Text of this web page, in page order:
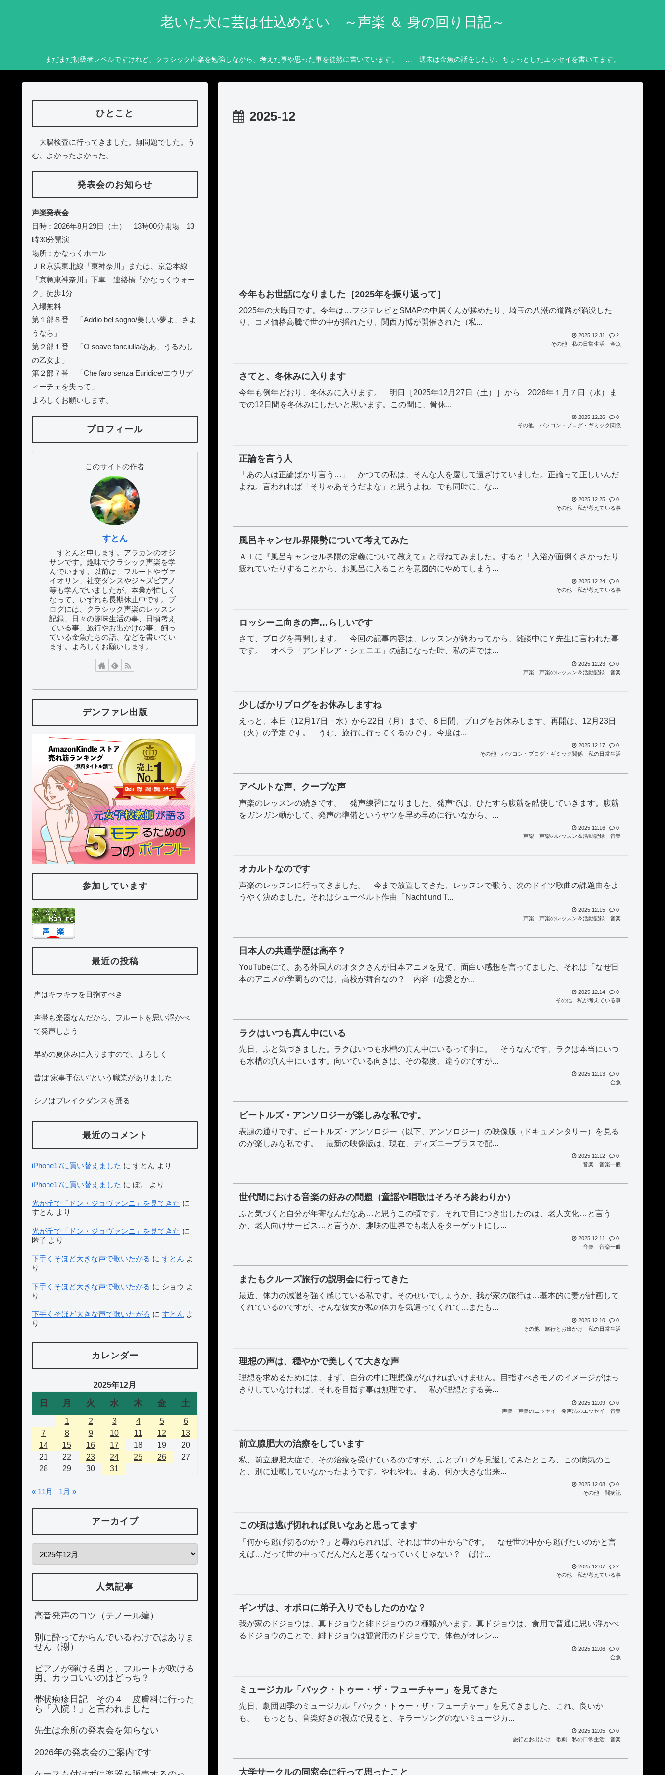
老いた犬に芸は仕込めない ～声楽 ＆ 身の回り日記～
まだまだ初級者レベルですけれど、クラシック声楽を勉強しながら、考えた事や思った事を徒然に書いています。 … 週末は金魚の話をしたり、ちょっとしたエッセイを書いてます。
2025-12
今年もお世話になりました［2025年を振り返って］
2025年の大晦日です。今年は…フジテレビとSMAPの中居くんが揉めたり、埼玉の八潮の道路が陥没した
り、コメ価格高騰で世の中が揺れたり、関西万博が開催された（私...
2025.12.31
2
その他
私の日常生活 金魚
さてと、冬休みに入ります
今年も例年どおり、冬休みに入ります。 明日［2025年12月27日（土）］から、2026年１月７日（水）ま
での12日間を冬休みにしたいと思います。この間に、骨休...
2025.12.26
0
その他
パソコン・ブログ・ギミック関係
正論を言う人
「あの人は正論ばかり言う…」 かつての私は、そんな人を慶して遠ざけていました。正論って正しいんだ
よね。言われれば「そりゃあそうだよな」と思うよね。でも同時に、な...
2025.12.25
0
その他
私が考えている事
風呂キャンセル界隈勢について考えてみた
ＡＩに『風呂キャンセル界隈の定義について教えて』と尋ねてみました。すると「入浴が面倒くさかったり
疲れていたりすることから、お風呂に入ることを意図的にやめてしまう...
2025.12.24
0
その他
私が考えている事
ロッシーニ向きの声…らしいです
さて、ブログを再開します。 今回の記事内容は、レッスンが終わってから、雑談中にＹ先生に言われた事
です。 オペラ「アンドレア・シェニエ」の話になった時、私の声では...
2025.12.23
0
声楽
声楽のレッスン＆活動記録 音楽
少しばかりブログをお休みしますね
えっと、本日（12月17日・水）から22日（月）まで、６日間、ブログをお休みします。再開は、12月23日
（火）の予定です。 うむ、旅行に行ってくるのです。今度は...
2025.12.17
0
その他
パソコン・ブログ・ギミック関係 私の日常生活
アペルトな声、クープな声
声楽のレッスンの続きです。 発声練習になりました。発声では、ひたすら腹筋を酷使していきます。腹筋
をガンガン動かして、発声の準備というヤツを早め早めに行いながら、...
2025.12.16
0
声楽
声楽のレッスン＆活動記録 音楽
オカルトなのです
声楽のレッスンに行ってきました。 今まで放置してきた、レッスンで歌う、次のドイツ歌曲の課題曲をよ
うやく決めました。それはシューベルト作曲「Nacht und T...
2025.12.15
0
声楽
声楽のレッスン＆活動記録 音楽
日本人の共通学歴は高卒？
YouTubeにて、ある外国人のオタクさんが日本アニメを見て、面白い感想を言ってました。それは「なぜ日
本のアニメの学園ものでは、高校が舞台なの？ 内容（恋愛とか...
2025.12.14
0
その他
私が考えている事
ラクはいつも真ん中にいる
先日、ふと気づきました。ラクはいつも水槽の真ん中にいるって事に。 そうなんです、ラクは本当にいつ
も水槽の真ん中にいます。向いている向きは、その都度、違うのですが...
2025.12.13
0
金魚
ビートルズ・アンソロジーが楽しみな私です。
表題の通りです。ビートルズ・アンソロジー（以下、アンソロジー）の映像版（ドキュメンタリー）を見る
のが楽しみな私です。 最新の映像版は、現在、ディズニープラスで配...
2025.12.12
0
音楽
音楽一般
世代間における音楽の好みの問題（童謡や唱歌はそろそろ終わりか）
ふと気づくと自分が年寄なんだなあ…と思うこの頃です。それで目につき出したのは、老人文化…と言う
か、老人向けサービス…と言うか、趣味の世界でも老人をターゲットにし...
2025.12.11
0
音楽
音楽一般
またもクルーズ旅行の説明会に行ってきた
最近、体力の減退を強く感じている私です。そのせいでしょうか、我が家の旅行は…基本的に妻が計画して
くれているのですが、そんな彼女が私の体力を気遣ってくれて…またも...
2025.12.10
0
その他
旅行とお出かけ 私の日常生活
理想の声は、穏やかで美しくて大きな声
理想を求めるためには、まず、自分の中に理想像がなければいけません。目指すべきモノのイメージがはっ
きりしていなければ、それを目指す事は無理です。 私が理想とする美...
2025.12.09
0
声楽
声楽のエッセイ 発声法のエッセイ 音楽
前立腺肥大の治療をしています
私、前立腺肥大症で、その治療を受けているのですが、ふとブログを見返してみたところ、この病気のこ
と、別に連載していなかったようです。やれやれ。まあ、何か大きな出来...
2025.12.08
0
その他
闘病記
この頃は逃げ切れれば良いなあと思ってます
「何から逃げ切るのか？」と尋ねられれば、それは“世の中から”です。 なぜ世の中から逃げたいのかと言
えば…だって世の中ってだんだんと悪くなっていくじゃない？ ばけ...
2025.12.07
2
その他
私が考えている事
ギンザは、オボロに弟子入りでもしたのかな？
我が家のドジョウは、真ドジョウと緋ドジョウの２種類がいます。真ドジョウは、食用で普通に思い浮かべ
るドジョウのことで、緋ドジョウは観賞用のドジョウで、体色がオレン...
2025.12.06
0
金魚
ミュージカル「バック・トゥー・ザ・フューチャー」を見てきた
先日、劇団四季のミュージカル「バック・トゥー・ザ・フューチャー」を見てきました。これ、良いか
も。 もっとも、音楽好きの視点で見ると、キラーソングのないミュージカ...
2025.12.05
0
旅行とお出かけ
歌劇 私の日常生活 音楽
大学サークルの同窓会に行って思ったこと
ひとこと
大腸検査に行ってきました。無問題でした。う
む、よかったよかった。
発表会のお知らせ
声楽発表会
日時：2026年8月29日（土） 13時00分開場 13
時30分開演
場所：かなっくホール
ＪＲ京浜東北線「東神奈川」または、京急本線
「京急東神奈川」下車 連絡橋「かなっくウォー
ク」徒歩1分
入場無料
第１部８番 「Addio bel sogno/美しい夢よ、さよ
うなら」
第２部１番 「O soave fanciulla/ああ、うるわし
の乙女よ」
第２部７番 「Che faro senza Euridice/エウリデ
ィーチェを失って」
よろしくお願いします。
プロフィール
このサイトの作者
すとん
すとんと申します。アラカンのオジ
サンです。趣味でクラシック声楽を学
んでいます。以前は、フルートやヴァ
イオリン、社交ダンスやジャズピアノ
等も学んでいましたが、本業が忙しく
なって、いずれも長期休止中です。ブ
ログには、クラシック声楽のレッスン
記録、日々の趣味生活の事、日頃考え
ている事、旅行やお出かけの事、飼っ
ている金魚たちの話、などを書いてい
ます。よろしくお願いします。
デンファレ出版
参加しています
最近の投稿
声はキラキラを目指すべき
声帯も楽器なんだから、フルートを思い浮かべ
て発声しよう
早めの夏休みに入りますので、よろしく
昔は“家事手伝い”という職業がありました
シノはブレイクダンスを踊る
最近のコメント
iPhone17に買い替えました に すとん より
iPhone17に買い替えました に ぼ。 より
光が丘で「ドン・ジョヴァンニ」を見てきた に
すとん より
光が丘で「ドン・ジョヴァンニ」を見てきた に
匿子 より
下手くそほど大きな声で歌いたがる に すとん よ
り
下手くそほど大きな声で歌いたがる に ショウ よ
り
下手くそほど大きな声で歌いたがる に すとん よ
り
カレンダー
2025年12月
日 月 火 水 木 金 土
1 2 3 4 5
6
7
8 9 10 11 12
13
14
15 16 17 18 19
20
21
22 23 24 25 26
27
28
29 30 31
« 11月 1月 »
アーカイブ
人気記事
高音発声のコツ（テノール編）
別に酔ってからんでいるわけではありま
せん（謝）
ピアノが弾ける男と、フルートが吹ける
男。カッコいいのはどっち？
帯状疱疹日記 その４ 皮膚科に行った
ら「入院！」と言われました
先生は余所の発表会を知らない
2026年の発表会のご案内です